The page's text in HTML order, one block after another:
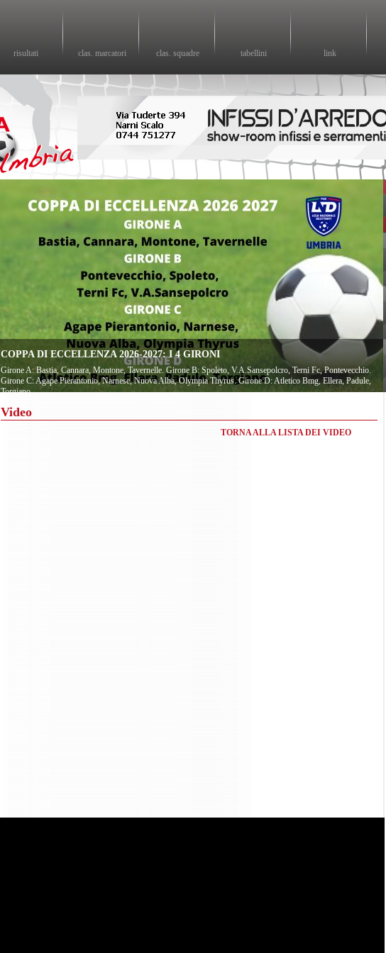
risultati clas. marcatori clas. squadre tabellini link
COPPA DI ECCELLENZA 2026-2027: I 4 GIRONI
Girone A: Bastia, Cannara, Montone, Tavernelle. Girone B: Spoleto, V.A.Sansepolcro, Terni Fc, Pontevecchio.
Girone C: Agape Pierantonio, Narnese, Nuova Alba, Olympia Thyrus. Girone D: Atletico Bmg, Ellera, Padule,
Torgiano
Video
TORNA ALLA LISTA DEI VIDEO